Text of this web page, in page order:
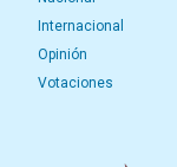
Internacional
Opinión
Votaciones